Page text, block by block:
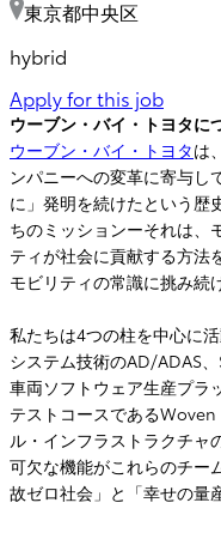
東京都中央区
hybrid
Apply for this job
ウーブン・バイ・トヨタに
ウーブン・バイ・トヨタは
ンパニーへの変革に寄与し
に」発明を続けたという歴
ちのミッションーそれは、
ティが社会に貢献する方法
モビリティの常識に挑み続
私たちは4つの柱を中心に
システム技術のAD/ADAS
車両ソフトウェア生産プラ
テストコースである
ル・インフラストラクチ
可欠な機能がこれらのチー
故ゼロ社会」と「幸せの量